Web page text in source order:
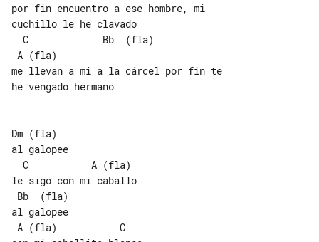
por fin encuentro a ese hombre, mi
cuchillo le he clavado
me llevan a mi a la cárcel por fin te
he vengado hermano
Dm (fla)
al galopee
le sigo con mi caballo
al galopee